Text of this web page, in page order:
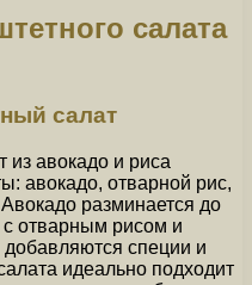
салата
салат
из авокадо и риса
авокадо, отварной рис,
разминается до
отварным рисом и
специи и
идеально подходит